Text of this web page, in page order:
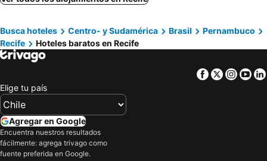
Hotel Euro Suíte Recife Boa Viagem
Mercure Recife Navegantes Hotel
Marante Executive Hotel
Rede Andrade Navegantes
ibis Recife Boa Viagem
Marante Plaza Hotel
Urban Home Stay
Hotel Enseada Boa Viagem
Hotel Luzeiros Recife
Bugan Recife Boa Viagem Hotel - by Atlantica
Busca hoteles Centro- y Sudamérica Brasil
Pernambuco
Recife
Hoteles baratos en Recife
Facebook
Twitter
Elige tu país
Agregar en Google
Encuentra nuestros resultados
fácilmente: agrega trivago como
fuente preferida en Google.